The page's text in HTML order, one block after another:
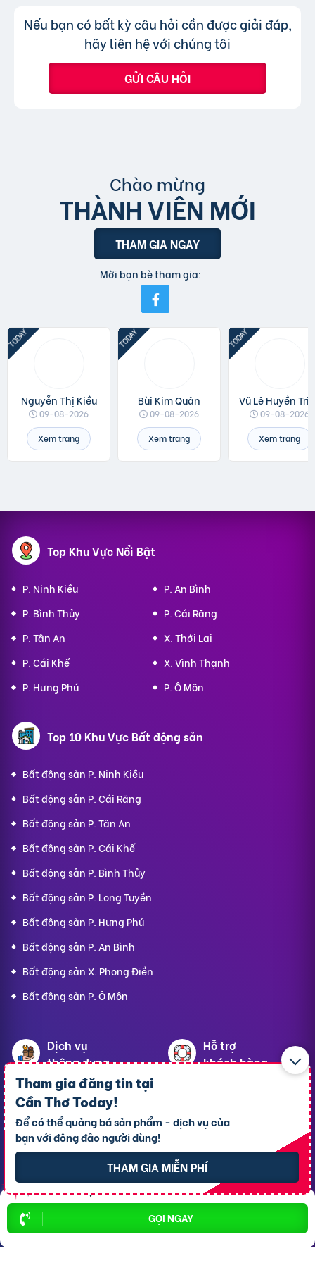
GỌI NGAY
Tham gia đăng tin tại
Cần Thơ Today!
Để có thể quảng bá sản phẩm - dịch vụ của
bạn với đông đảo người dùng!
THAM GIA MIỄN PHÍ
bài đăng.
Trả lời:
Không, trang web chỉ chấp nhận các
tin đăng sử dụng tiếng Việt có dấu.
Nếu bạn có bất kỳ câu hỏi cần được giải đáp,
hãy liên hệ với chúng tôi
GỬI CÂU HỎI
Chào mừng
THÀNH VIÊN MỚI
THAM GIA NGAY
Mời bạn bè tham gia:
Nguyễn Thị Kiều
09-08-2026
Xem trang
Bùi Kim Quân
09-08-2026
Xem trang
09-08-2026
Xem trang
Top Khu Vực Nổi Bật
P. Ninh Kiều
P. An Bình
P. Bình Thủy
P. Cái Răng
P. Tân An
X. Thới Lai
P. Cái Khế
X. Vĩnh Thạnh
P. Hưng Phú
P. Ô Môn
Top 10 Khu Vực Bất động sản
Bất động sản P. Ninh Kiều
Bất động sản P. Cái Răng
Bất động sản P. Tân An
Bất động sản P. Cái Khế
Bất động sản P. Bình Thủy
Bất động sản P. Long Tuyền
Bất động sản P. Hưng Phú
Bất động sản P. An Bình
Bất động sản X. Phong Điền
Bất động sản P. Ô Môn
Dịch vụ
thông dụng
Cho thuê xe ôtô
Cho thuê phòng trọ
Xe tải chở thuê
Hải sản tươi sống
Trang trí quán - shop
Hỗ trợ
khách hàng
Thông báo
Bảng giá dịch vụ
Blog
Hướng dẫn sử dụng
Liên hệ hỗ trợ